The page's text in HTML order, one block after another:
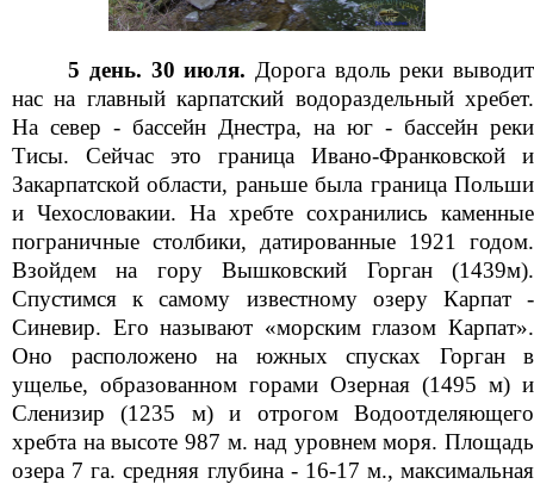
5 день. 30 июля. Дорога вдоль реки выводит
нас на главный карпатский водораздельный хребет.
На север - бассейн Днестра, на юг - бассейн реки
Тисы. Сейчас это граница Ивано-Франковской и
Закарпатской области, раньше была граница Польши
и Чехословакии. На хребте сохранились каменные
пограничные столбики, датированные 1921 годом.
Взойдем на гору Вышковский Горган (1439м).
Спустимся к самому известному озеру Карпат -
Синевир. Его называют «морским глазом Карпат».
Оно расположено на южных спусках Горган в
ущелье, образованном горами Озерная (1495 м) и
Сленизир (1235 м) и отрогом Водоотделяющего
хребта на высоте 987 м. над уровнем моря. Площадь
озера 7 га. средняя глубина - 16-17 м., максимальная